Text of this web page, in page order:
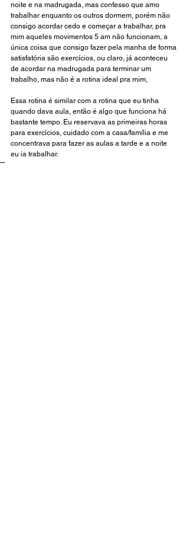
noite e na madrugada, mas confesso que amo
trabalhar enquanto os outros dormem, porém não
consigo acordar cedo e começar a trabalhar, pra
mim aqueles movimentos 5 am não funcionam, a
única coisa que consigo fazer pela manha de forma
satisfatória são exercícios, ou claro, já aconteceu
de acordar na madrugada para terminar um
trabalho, mas não é a rotina ideal pra mim,
Essa rotina é similar com a rotina que eu tinha
quando dava aula, então é algo que funciona há
bastante tempo. Eu reservava as primeiras horas
para exercícios, cuidado com a casa/família e me
concentrava para fazer as aulas a tarde e a noite
eu ia trabalhar.
Tags: